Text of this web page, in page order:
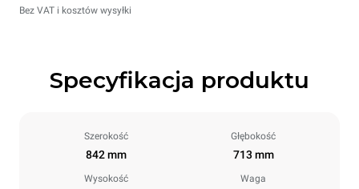
Bez VAT i kosztów wysyłki
Specyfikacja produktu
Szerokość
842 mm
Głębokość
713 mm
Wysokość Waga